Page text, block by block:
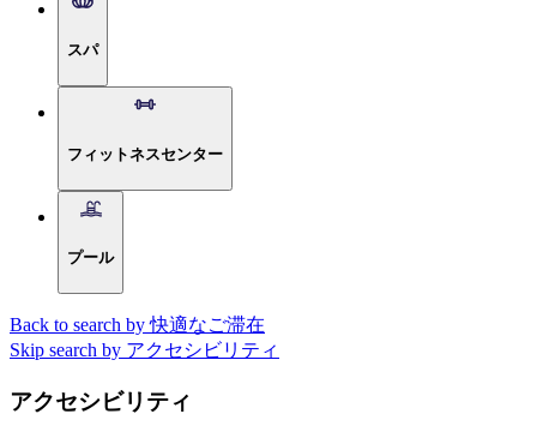
スパ
フィットネスセンター
プール
Back to search by 快適なご滞在
Skip search by アクセシビリティ
アクセシビリティ